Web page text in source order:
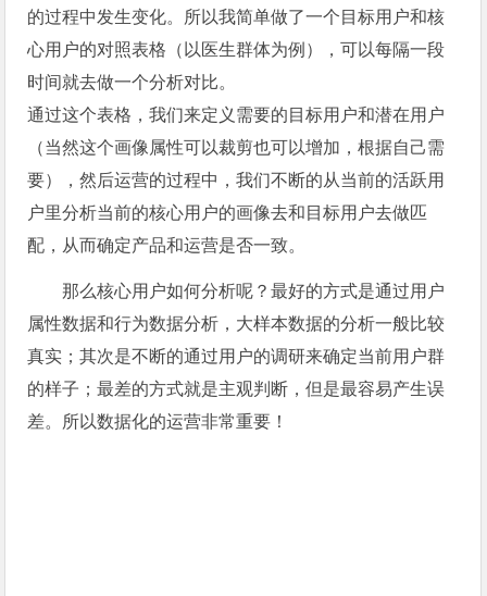
的过程中发生变化。所以我简单做了一个目标用户和核
心用户的对照表格（以医生群体为例），可以每隔一段
时间就去做一个分析对比。
通过这个表格，我们来定义需要的目标用户和潜在用户
（当然这个画像属性可以裁剪也可以增加，根据自己需
要），然后运营的过程中，我们不断的从当前的活跃用
户里分析当前的核心用户的画像去和目标用户去做匹
配，从而确定产品和运营是否一致。
那么核心用户如何分析呢？最好的方式是通过用户
属性数据和行为数据分析，大样本数据的分析一般比较
真实；其次是不断的通过用户的调研来确定当前用户群
的样子；最差的方式就是主观判断，但是最容易产生误
差。所以数据化的运营非常重要！